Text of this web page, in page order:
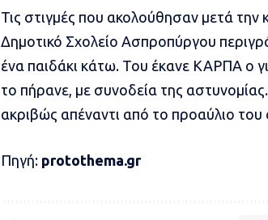
Τις στιγμές που ακολούθησαν μετά
Δημοτικό Σχολείο Ασπροπύργου
ένα παιδάκι κάτω. Του έκανε ΚΑΡΠΑ ο
το πήρανε, με συνοδεία της
ακριβώς απέναντι από το προαύλιο του
Πηγή:protothema.gr